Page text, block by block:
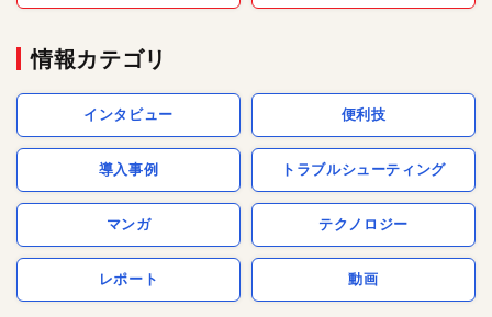
情報カテゴリ
インタビュー 便利技
導入事例 トラブルシューティング
マンガ テクノロジー
レポート 動画